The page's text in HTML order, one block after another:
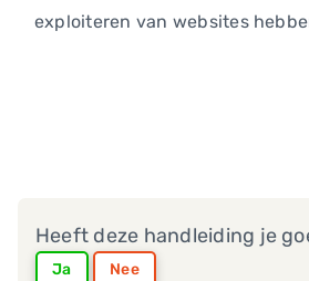
exploiteren van websites
Heeft deze handleiding je
Ja Nee